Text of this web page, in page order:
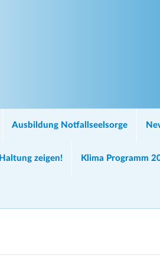
Ausbildung Notfallseelsorge
Haltung zeigen! Klima Programm